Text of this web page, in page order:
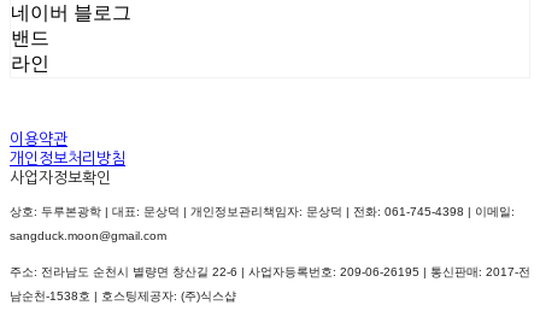
네이버 블로그
밴드
라인
이용약관
개인정보처리방침
사업자정보확인
상호: 두루본광학 | 대표: 문상덕 | 개인정보관리책임자: 문상덕 | 전화: 061-745-4398 | 이메일:
sangduck.moon@gmail.com
주소: 전라남도 순천시 별량면 창산길 22-6 | 사업자등록번호: 209-06-26195 | 통신판매: 2017-전
남순천-1538호 | 호스팅제공자: (주)식스샵